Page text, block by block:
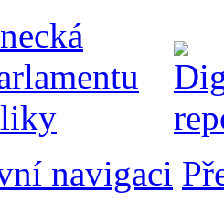
navigaci